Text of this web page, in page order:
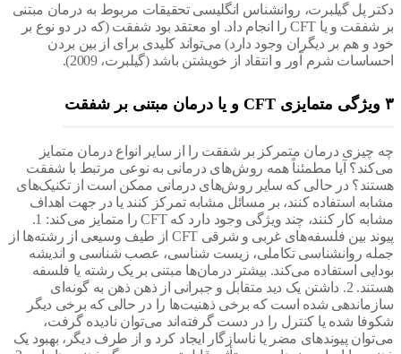
پل گیلبرت، روانشناس انگلیسی تحقیقات مربوط به درمان مبتنی
بر شفقت و یا CFT را انجام داد. او معتقد بود شفقت (که در دو نوع بر
و هم بر دیگران وجود دارد) می‌تواند کلیدی برای از بین بردن
شرم آور و انتقاد از خویشتن باشد (گیلبرت، 2009).
درمان متمرکز بر شفقت را از سایر انواع درمان متمایز
آیا مطمئناً همه روش‌های درمانی به نوعی مرتبط با شفقت
در حالی که سایر روش‌های درمانی ممکن است از تکنیک‌های
استفاده کنند، بر مسائل مشابه تمرکز کنند یا در جهت اهداف
مشابه کار کنند، چند ویژگی وجود دارد که CFT را متمایز می‌کند: 1.
پیوند بین فلسفه‌های غربی و شرقی CFT از طیف وسیعی از رشته‌ها از
روانشناسی تکاملی، زیست شناسی، عصب شناسی و اندیشه
استفاده می‌کند. بیشتر درمان‌ها مبتنی بر یک رشته یا فلسفه
هستند. 2. داشتن یک دید متقابل و جبرانی از ذهن ذهن به گونه‌ای
شده است که برخی ذهنیت‌ها را در حالی که برخی دیگر
شده یا کنترل را در دست گرفته‌اند می‌توان نادیده گرفت،
پیوندهای مضر یا ناسازگار ایجاد کرد و از طرف دیگر، بهبود یک